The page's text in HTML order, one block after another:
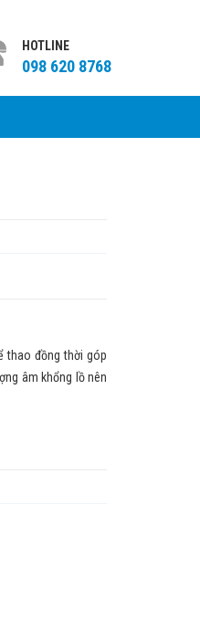
HOTLINE
098 620 8768
thao đồng thời góp
âm khổng lồ nên